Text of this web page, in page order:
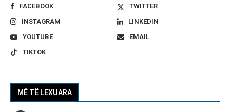
FACEBOOK
TWITTER
INSTAGRAM
LINKEDIN
YOUTUBE
EMAIL
TIKTOK
MË TË LEXUARA